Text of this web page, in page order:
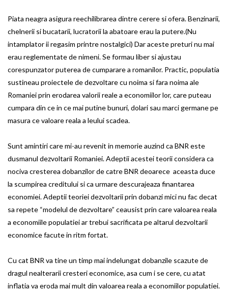
Piata neagra asigura reechilibrarea dintre cerere si ofera. Benzinarii,
chelnerii si bucatarii, lucratorii la abatoare erau la putere.(Nu
intamplator ii regasim printre nostalgici) Dar aceste preturi nu mai
erau reglementate de nimeni. Se formau liber si ajustau
corespunzator puterea de cumparare a romanilor. Practic, populatia
sustineau proiectele de dezvoltare cu noima si fara noima ale
Romaniei prin erodarea valorii reale a economiilor lor, care puteau
cumpara din ce in ce mai putine bunuri, dolari sau marci germane pe
masura ce valoare reala a leului scadea.
Sunt amintiri care mi-au revenit in memorie auzind ca BNR este
dusmanul dezvoltarii Romaniei. Adeptii acestei teorii considera ca
nociva cresterea dobanzilor de catre BNR deoarece aceasta duce
la scumpirea creditului si ca urmare descurajeaza finantarea
economiei. Adeptii teoriei dezvoltarii prin dobanzi mici nu fac decat
sa repete “modelul de dezvoltare” ceausist prin care valoarea reala
a economiile populatiei ar trebui sacrificata pe altarul dezvoltarii
economice facute in ritm fortat.
Cu cat BNR va tine un timp mai indelungat dobanzile scazute de
dragul nealterarii cresteri economice, asa cum i se cere, cu atat
inflatia va eroda mai mult din valoarea reala a economiilor populatiei.